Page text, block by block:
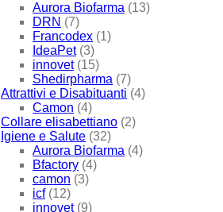
Aurora Biofarma (13)
DRN (7)
Francodex (1)
IdeaPet (3)
innovet (15)
Shedirpharma (7)
Attrattivi e Disabituanti (4)
Camon (4)
Collare elisabettiano (2)
Igiene e Salute (32)
Aurora Biofarma (4)
Bfactory (4)
camon (3)
icf (12)
innovet (9)